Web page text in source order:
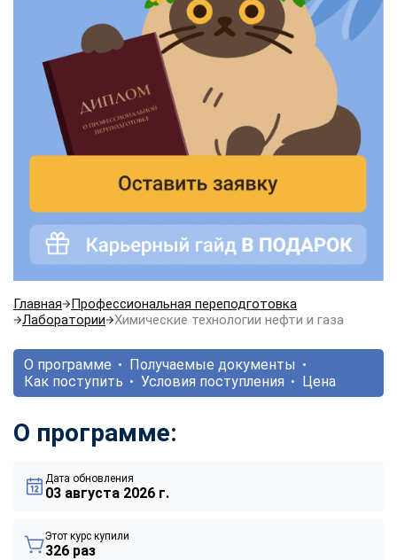
Главная
Профессиональная переподготовка
Лаборатории
Химические технологии нефти и газа
О программе
Получаемые документы
Как поступить
Условия поступления Цена
О программе:
Дата обновления
03 августа 2026 г.
Этот курс купили
326 раз